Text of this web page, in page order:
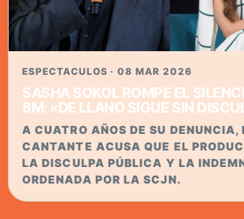
ESPECTACULOS · 08 MAR 2026
SASHA SOKOL ROMPE EL
8M: «DE LLANO SIGUE SIN
A CUATRO AÑOS DE SU DENUNCIA,
CANTANTE ACUSA QUE EL
LA DISCULPA PÚBLICA Y LA
ORDENADA POR LA SCJN.